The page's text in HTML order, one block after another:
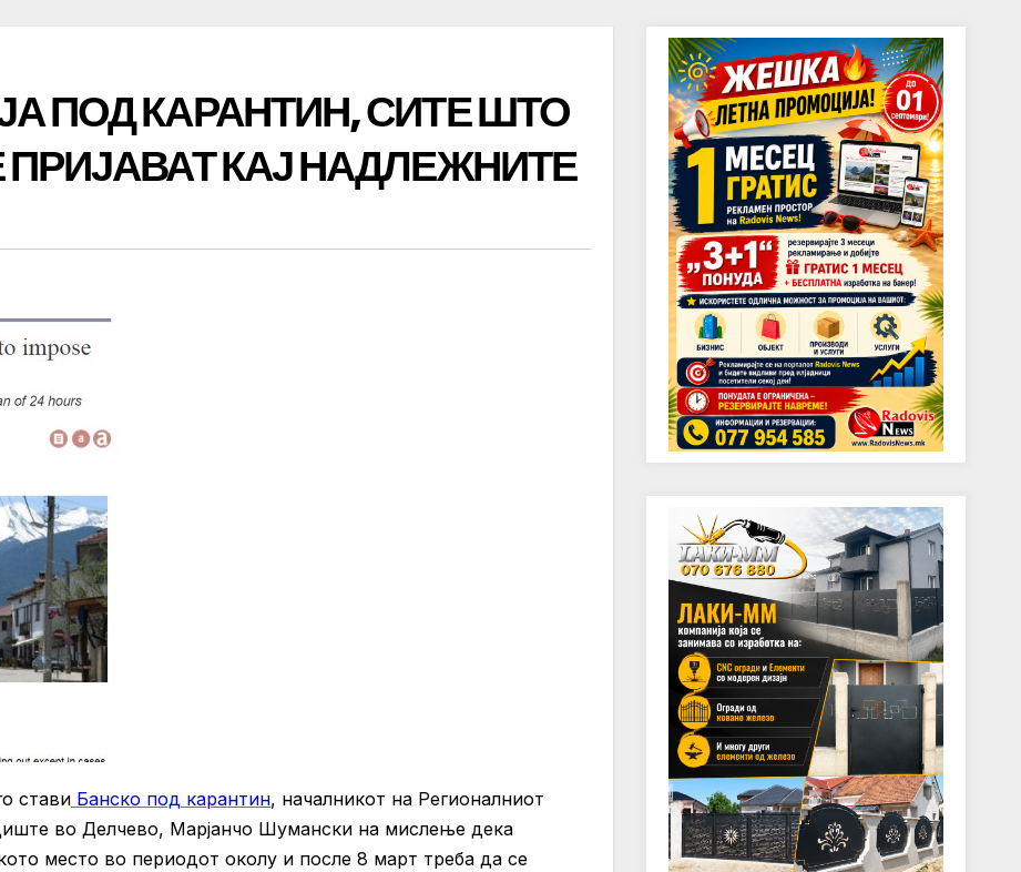
ПОД КАРАНТИН, СИТЕ ШТО
КАЈ НАДЛЕЖНИТЕ
стави Банско под карантин, началникот на Регионалниот
во Делчево, Марјанчо Шумански на мислење дека
место во периодот околу и после 8 март треба да се